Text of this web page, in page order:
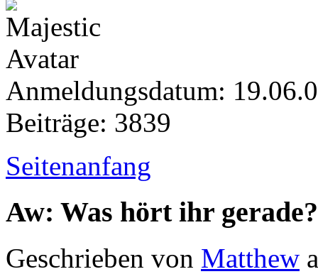
Anmeldungsdatum:
Beiträge: 3839
Seitenanfang
Aw: Was hört ihr gerade?
Geschrieben von Matthew